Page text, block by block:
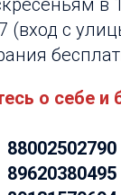
в
(вход с
о себе и
88002502790
89620380495